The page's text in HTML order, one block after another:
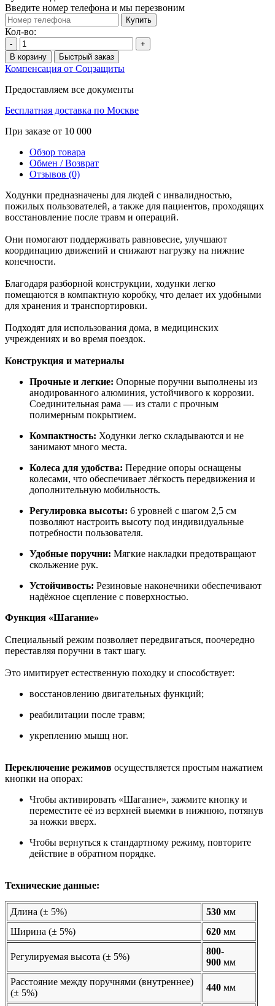
Введите номер телефона и мы перезвоним
Купить
Кол-во:
-
+
В корзину
Быстрый заказ
Компенсация от Соцзащиты
Предоставляем все документы
Бесплатная доставка по Москве
При заказе от 10 000
Обзор товара
Обмен / Возврат
Отзывов (0)
Ходунки предназначены для людей с инвалидностью,
пожилых пользователей, а также для пациентов, проходящих
восстановление после травм и операций.
Они помогают поддерживать равновесие, улучшают
координацию движений и снижают нагрузку на нижние
конечности.
Благодаря разборной конструкции, ходунки легко
помещаются в компактную коробку, что делает их удобными
для хранения и транспортировки.
Подходят для использования дома, в медицинских
учреждениях и во время поездок.
Конструкция и материалы
Прочные и легкие: Опорные поручни выполнены из
анодированного алюминия, устойчивого к коррозии.
Соединительная рама — из стали с прочным
полимерным покрытием.
Компактность: Ходунки легко складываются и не
занимают много места.
Колеса для удобства: Передние опоры оснащены
колесами, что обеспечивает лёгкость передвижения и
дополнительную мобильность.
Регулировка высоты: 6 уровней с шагом 2,5 см
позволяют настроить высоту под индивидуальные
потребности пользователя.
Удобные поручни: Мягкие накладки предотвращают
скольжение рук.
Устойчивость: Резиновые наконечники обеспечивают
надёжное сцепление с поверхностью.
Функция «Шагание»
Специальный режим позволяет передвигаться, поочередно
переставляя поручни в такт шагу.
Это имитирует естественную походку и способствует:
восстановлению двигательных функций;
реабилитации после травм;
укреплению мышц ног.
Переключение режимов осуществляется простым нажатием
кнопки на опорах:
Чтобы активировать «Шагание», зажмите кнопку и
переместите её из верхней выемки в нижнюю, потянув
за ножки вверх.
Чтобы вернуться к стандартному режиму, повторите
действие в обратном порядке.
​​​​​​​Технические данные:
Длина (± 5%) 530 мм
Ширина (± 5%)
620 мм
Регулируемая высота (± 5%)
800-
900 мм
Расстояние между поручнями (внутреннее)
(± 5%)
440 мм